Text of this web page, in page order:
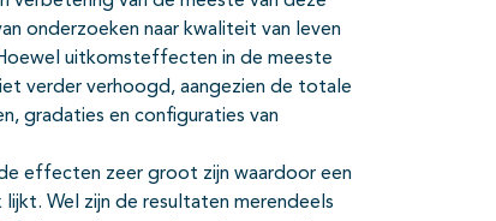
onderzoeken naar kwaliteit van leven
uitkomsteffecten in de meeste
verder verhoogd, aangezien de totale
gradaties en configuraties van
effecten zeer groot zijn waardoor een
Wel zijn de resultaten merendeels